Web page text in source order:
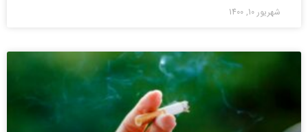
شهریور 10, 1400